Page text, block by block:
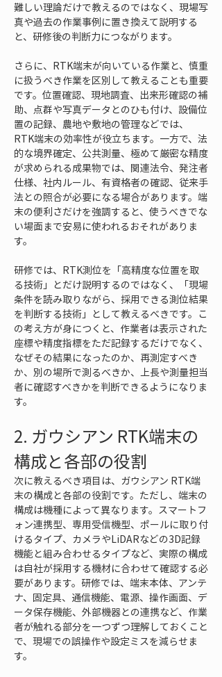
難しい理論だけで教えるのではなく、現場写
真や過去の作業事例に置き換えて説明する
と、研修後の判断力につながります。
さらに、RTK端末が向いている作業と、慎重
に扱うべき作業を区別して教えることも重要
です。位置確認、現地調査、出来形確認の補
助、点群や写真データとのひも付け、設備位
置の記録、農地や敷地の管理などでは、
RTK端末の効率性が役立ちます。一方で、法
的な境界確定、公共測量、極めて厳密な精度
が求められる成果物では、関連法令、発注者
仕様、社内ルール、有資格者の確認、従来手
法との照合が必要になる場合があります。端
末の便利さだけを強調すると、使うべきでな
い場面まで安易に使われるおそれがありま
す。
研修では、RTK測位を「高精度な位置を取
る技術」とだけ説明するのではなく、「現場
条件を読み取りながら、採用できる測位結果
を判断する技術」として教えるべきです。こ
の考え方が身につくと、作業者は表示された
座標や精度指標をただ記録するだけでなく、
なぜその結果になったのか、再測定すべき
か、別の場所で測るべきか、上長や測量担当
者に確認すべきかを判断できるようになりま
す。
2. ガウシアン RTK端末の
構成と各部の役割
次に教えるべき項目は、ガウシアン RTK端
末の構成と各部の役割です。ただし、端末の
構成は機種によって異なります。スマートフ
ォン連携型、専用受信機型、ポールに取り付
けるタイプ、カメラやLiDARなどの3D記録
機能と組み合わせるタイプなど、実際の構成
は自社が採用する機材に合わせて確認する必
要があります。研修では、端末本体、アンテ
ナ、固定具、通信機能、電源、操作画面、デ
ータ保存機能、外部機器との連携など、作業
者が触れる部分を一つずつ理解しておくこと
で、現場での誤操作や設定ミスを減らせま
す。